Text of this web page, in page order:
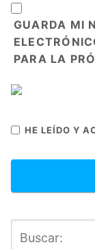
GUARDA MI
PARA LA
HE LEÍDO Y